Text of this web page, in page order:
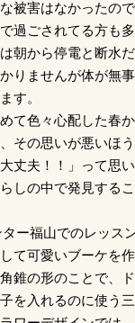
被害はなかったの
過ごされてる方も多
朝から停電と断水
りませんが体が無
す。
て色々心配した春
その思いが悪いほ
丈夫！！」って思
しの中で発見する
ー福山でのレッス
て可愛いブーケを
錐の形のことで、
を入れるのに使う